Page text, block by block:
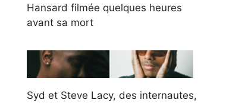
Hansard filmée quelques heures
avant sa mort
Syd et Steve Lacy, des internautes,